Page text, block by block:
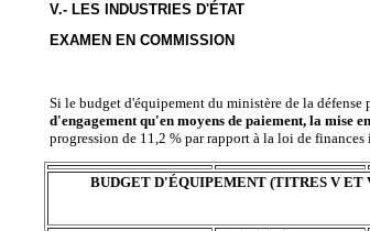
V.- LES INDUSTRIES D'ÉTAT
EXAMEN EN COMMISSION
Si le budget d'équipement du ministère de la
d'engagement qu'en moyens de paiement, la mise
progression de 11,2 % par rapport à la loi de
BUDGET D'ÉQUIPEMENT (TITRES V ET